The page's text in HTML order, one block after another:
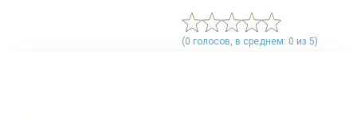
(0 голосов, в среднем: 0 из 5)